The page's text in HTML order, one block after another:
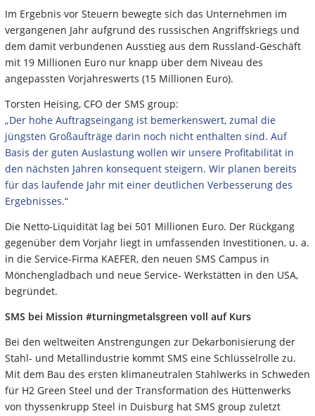
Im Ergebnis vor Steuern bewegte sich das Unternehmen im
vergangenen Jahr aufgrund des russischen Angriffskriegs und
dem damit verbundenen Ausstieg aus dem Russland-Geschäft
mit 19 Millionen Euro nur knapp über dem Niveau des
angepassten Vorjahreswerts (15 Millionen Euro).
Torsten Heising, CFO der SMS group:
„Der hohe Auftragseingang ist bemerkenswert, zumal die
jüngsten Großaufträge darin noch nicht enthalten sind. Auf
Basis der guten Auslastung wollen wir unsere Profitabilität in
den nächsten Jahren konsequent steigern. Wir planen bereits
für das laufende Jahr mit einer deutlichen Verbesserung des
Ergebnisses.“
Die Netto-Liquidität lag bei 501 Millionen Euro. Der Rückgang
gegenüber dem Vorjahr liegt in umfassenden Investitionen, u. a.
in die Service-Firma KAEFER, den neuen SMS Campus in
Mönchengladbach und neue Service- Werkstätten in den USA,
begründet.
SMS bei Mission #turningmetalsgreen voll auf Kurs
Bei den weltweiten Anstrengungen zur Dekarbonisierung der
Stahl- und Metallindustrie kommt SMS eine Schlüsselrolle zu.
Mit dem Bau des ersten klimaneutralen Stahlwerks in Schweden
für H2 Green Steel und der Transformation des Hüttenwerks
von thyssenkrupp Steel in Duisburg hat SMS group zuletzt